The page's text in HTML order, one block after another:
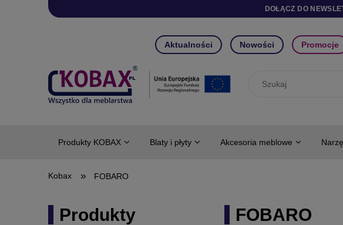
DOŁĄCZ DO
Aktualności Nowości Promocje
Produkty KOBAX Blaty i płyty Akcesoria meblowe
» FOBARO
Produkty FOBARO